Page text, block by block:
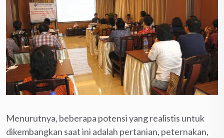
Menurutnya, beberapa potensi yang realistis untuk
dikembangkan saat ini adalah pertanian, peternakan,